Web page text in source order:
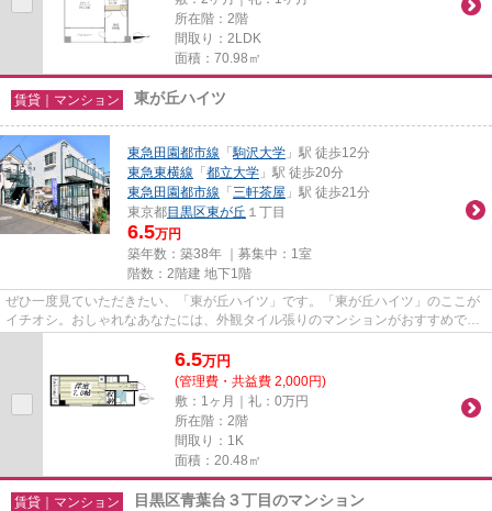
所在階：2階
間取り：2LDK
面積：70.98㎡
賃貸｜マンション 東が丘ハイツ
東急田園都市線 「駒沢大学 」駅 徒歩12分
東急東横線 「都立大学 」駅 徒歩20分
東急田園都市線 「三軒茶屋 」駅 徒歩21分
東京都目黒区東が丘 １丁目
6.5万円
築年数：築38年 ｜募集中： 1室
階数：2階建 地下1階
ぜひ一度見ていただきたい、「東が丘ハイツ」です。「東が丘ハイツ」のここが
イチオシ。おしゃれなあなたには、外観タイル張りのマンションがおすすめで
す。駅近くに立地する物件で、...
6.5万円
(管理費・共益費 2,000円)
敷：1ヶ月｜礼：0万円
所在階：2階
間取り：1K
面積：20.48㎡
賃貸｜マンション 目黒区青葉台３丁目のマンション